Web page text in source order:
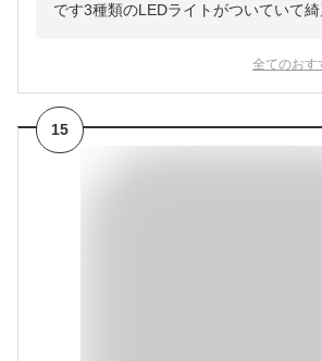
です3種類のLEDライトがついていて
全てのおす
15